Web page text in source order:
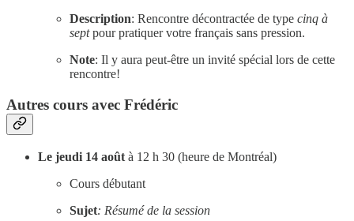
Description: Rencontre décontractée de type cinq à
septpour pratiquer votre français sans pression.
Note: Il y aura peut-être un invité spécial lors de cette
rencontre!
Autres cours avec Frédéric
Le jeudi 14 août à 12 h 30 (heure de Montréal)
Cours débutant
Sujet: Résumé de la session